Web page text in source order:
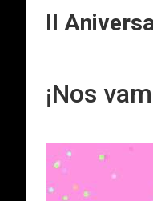
II
¡Nos